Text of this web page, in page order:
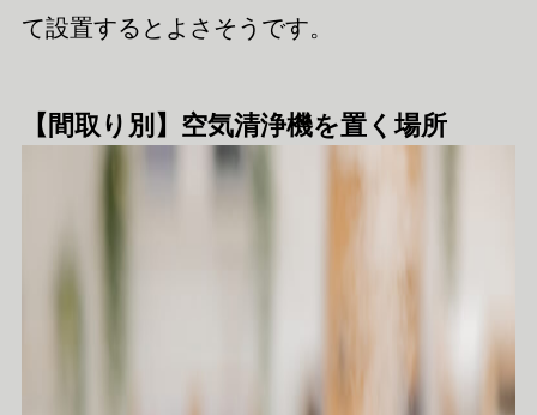
て設置するとよさそうです。
【間取り別】空気清浄機を置く場所